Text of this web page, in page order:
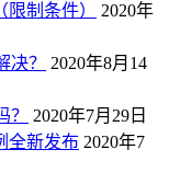
制条件）
2020年
决？
2020年8月14
2020年7月29日
全新发布 2020年7